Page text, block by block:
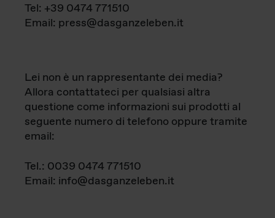
Tel: +39 0474 771510
Email: press@dasganzeleben.it
Lei non è un rappresentante dei media?
Allora contattateci per qualsiasi altra
questione come informazioni sui prodotti al
seguente numero di telefono oppure tramite
email:
Tel.: 0039 0474 771510
Email: info@dasganzeleben.it